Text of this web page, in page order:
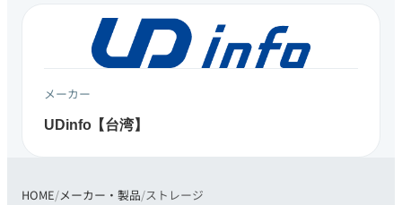
メーカー
UDinfo【​台湾​】
HOME メーカー・製品 ストレージ